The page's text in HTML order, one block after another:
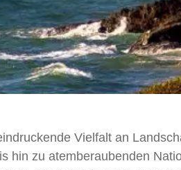
Vielfalt an
hin zu atemberaubenden